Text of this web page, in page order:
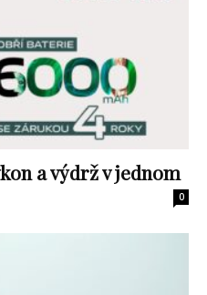
a výdrž v jednom
0